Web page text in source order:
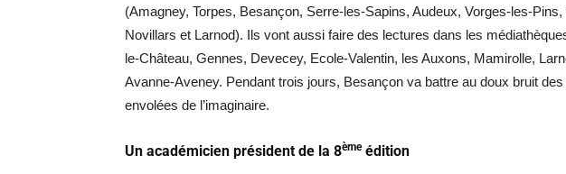
(Amagney, Torpes, Besançon, Serre-les-Sapins, Audeux, Vorges-les-
Novillars et Larnod). Ils vont aussi faire des lectures dans les
le-Château, Gennes, Devecey, Ecole-Valentin, les Auxons, Mamirolle,
Avanne-Aveney. Pendant trois jours, Besançon va battre au doux bruit
envolées de l’imaginaire.
Un académicien président de la 8èmeédition